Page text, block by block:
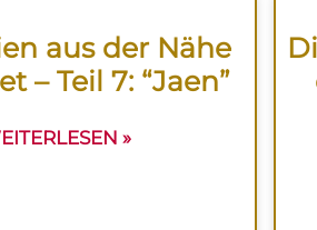
aus der Nähe
– Teil 7: “Jaen”
»